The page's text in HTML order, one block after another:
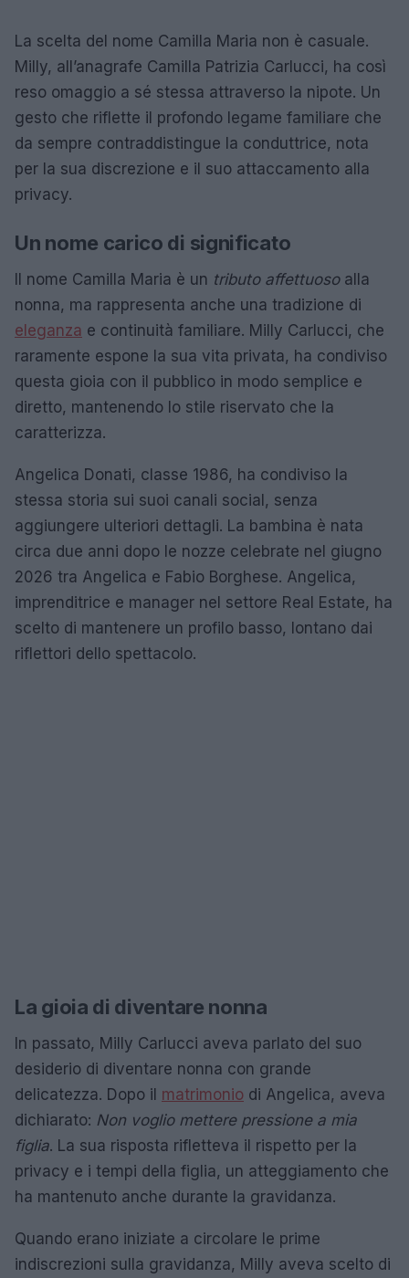
La scelta del nome Camilla Maria non è casuale.
Milly, all’anagrafe Camilla Patrizia Carlucci, ha così
reso omaggio a sé stessa attraverso la nipote. Un
gesto che riflette il profondo legame familiare che
da sempre contraddistingue la conduttrice, nota
per la sua discrezione e il suo attaccamento alla
privacy.
Un nome carico di significato
Il nome Camilla Maria è un tributo affettuosoalla
nonna, ma rappresenta anche una tradizione di
eleganza e continuità familiare. Milly Carlucci, che
raramente espone la sua vita privata, ha condiviso
questa gioia con il pubblico in modo semplice e
diretto, mantenendo lo stile riservato che la
caratterizza.
Angelica Donati, classe 1986, ha condiviso la
stessa storia sui suoi canali social, senza
aggiungere ulteriori dettagli. La bambina è nata
circa due anni dopo le nozze celebrate nel giugno
2026 tra Angelica e Fabio Borghese. Angelica,
imprenditrice e manager nel settore Real Estate, ha
scelto di mantenere un profilo basso, lontano dai
riflettori dello spettacolo.
La gioia di diventare nonna
In passato, Milly Carlucci aveva parlato del suo
desiderio di diventare nonna con grande
delicatezza. Dopo il matrimonio di Angelica, aveva
dichiarato: Non voglio mettere pressione a mia
figlia. La sua risposta rifletteva il rispetto per la
privacy e i tempi della figlia, un atteggiamento che
ha mantenuto anche durante la gravidanza.
Quando erano iniziate a circolare le prime
indiscrezioni sulla gravidanza, Milly aveva scelto di